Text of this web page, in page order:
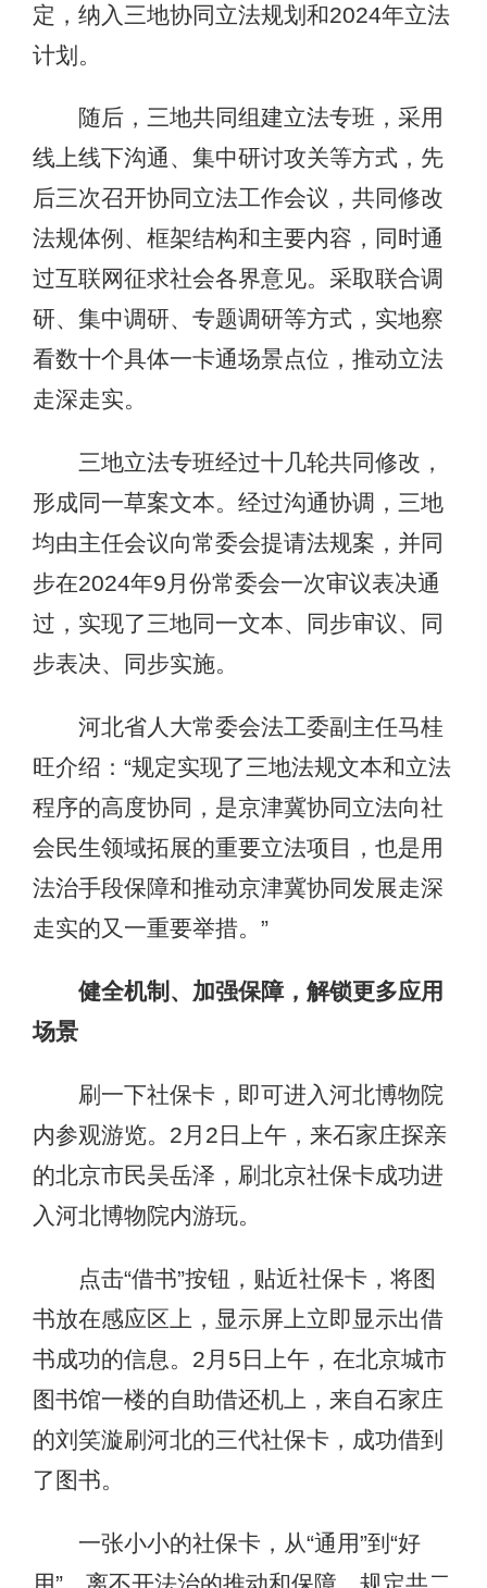
定，纳入三地协同立法规划和2024年立法
计划。
随后，三地共同组建立法专班，采用
线上线下沟通、集中研讨攻关等方式，先
后三次召开协同立法工作会议，共同修改
法规体例、框架结构和主要内容，同时通
过互联网征求社会各界意见。采取联合调
研、集中调研、专题调研等方式，实地察
看数十个具体一卡通场景点位，推动立法
走深走实。
三地立法专班经过十几轮共同修改，
形成同一草案文本。经过沟通协调，三地
均由主任会议向常委会提请法规案，并同
步在2024年9月份常委会一次审议表决通
过，实现了三地同一文本、同步审议、同
步表决、同步实施。
河北省人大常委会法工委副主任马桂
旺介绍：“规定实现了三地法规文本和立法
程序的高度协同，是京津冀协同立法向社
会民生领域拓展的重要立法项目，也是用
法治手段保障和推动京津冀协同发展走深
走实的又一重要举措。”
健全机制、加强保障，解锁更多应用
场景
刷一下社保卡，即可进入河北博物院
内参观游览。2月2日上午，来石家庄探亲
的北京市民吴岳泽，刷北京社保卡成功进
入河北博物院内游玩。
点击“借书”按钮，贴近社保卡，将图
书放在感应区上，显示屏上立即显示出借
书成功的信息。2月5日上午，在北京城市
图书馆一楼的自助借还机上，来自石家庄
的刘笑漩刷河北的三代社保卡，成功借到
了图书。
一张小小的社保卡，从“通用”到“好